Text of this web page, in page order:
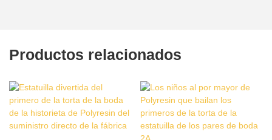
Productos relacionados